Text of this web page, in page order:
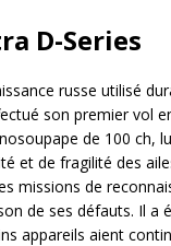
D-Series
russe utilisé
son premier vol
de 100 ch,
et de fragilité des
missions de
de ses défauts. Il a
appareils aient